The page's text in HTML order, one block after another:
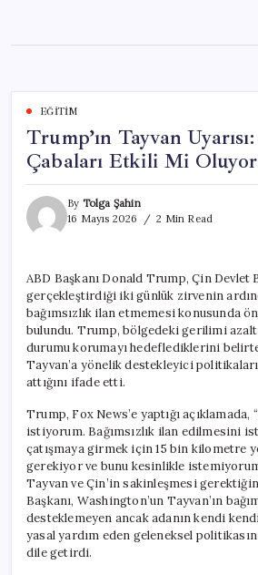
content
EĞITIM
Trump’ın Tayvan
Çabaları Etkili Mi
By Tolga Şahin
16 Mayıs 2026
2 Min Read
ABD Başkanı Donald Trump, Çin Devlet
gerçekleştirdiği iki günlük zirvenin
bağımsızlık ilan etmemesi konusunda
bulundu. Trump, bölgedeki gerilimi
durumu korumayı hedeflediklerini
Tayvan’a yönelik destekleyici
attığını ifade etti.
Trump, Fox News’e yaptığı
istiyorum. Bağımsızlık ilan edilmesini
çatışmaya girmek için 15 bin kilometre
gerekiyor ve bunu kesinlikle
Tayvan ve Çin’in sakinleşmesi
Başkanı, Washington’un Tayvan’ın
desteklemeyen ancak adanın kendi
yasal yardım eden geleneksel
dile getirdi.